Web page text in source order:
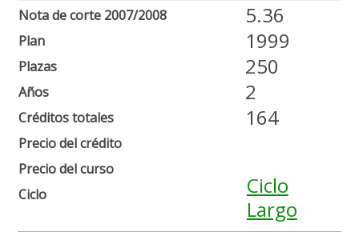
Nota de corte 2007/2008
Plan
Plazas
Años
Créditos totales
Precio del crédito
Precio del curso
Ciclo
5.36
1999
250
2
164
Ciclo
Largo